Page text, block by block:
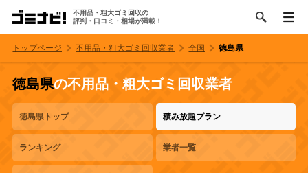
不用品・粗大ゴミ回収の
評判・口コミ・相場が満載！
トップページ 不用品・粗大ゴミ回収業者 全国 徳島県
徳島県の不用品・粗大ゴミ回収業者
徳島県トップ 積み放題プラン
ランキング 業者一覧